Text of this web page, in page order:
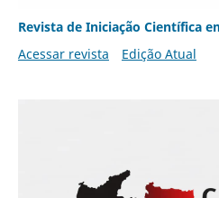
Revista de Iniciação Científica
Acessar revista
Edição Atual